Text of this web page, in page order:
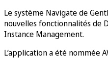
Le système Navigate de
nouvelles fonctionnalités de
Instance Management.
L’application a été nommée